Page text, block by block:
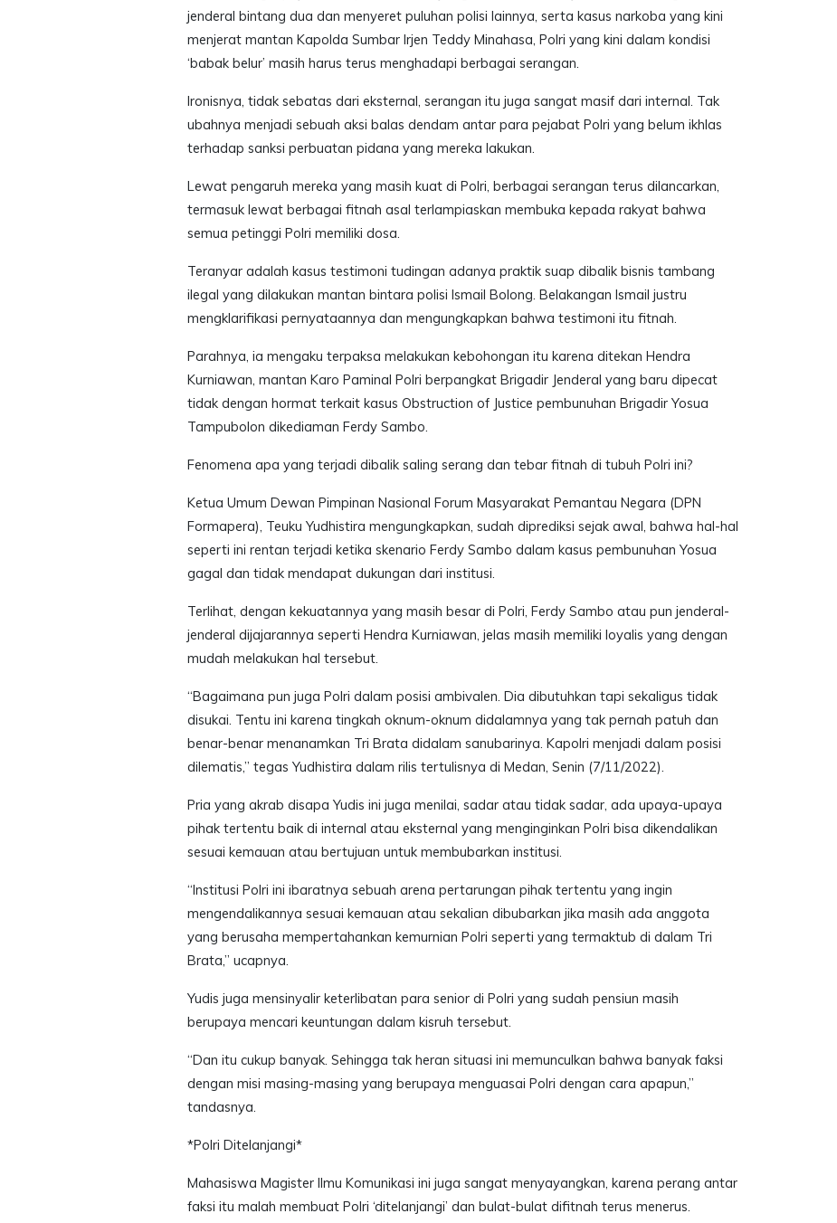
jenderal bintang dua dan menyeret puluhan polisi lainnya, serta kasus narkoba yang kini
menjerat mantan Kapolda Sumbar Irjen Teddy Minahasa, Polri yang kini dalam kondisi
‘babak belur’ masih harus terus menghadapi berbagai serangan.
Ironisnya, tidak sebatas dari eksternal, serangan itu juga sangat masif dari internal. Tak
ubahnya menjadi sebuah aksi balas dendam antar para pejabat Polri yang belum ikhlas
terhadap sanksi perbuatan pidana yang mereka lakukan.
Lewat pengaruh mereka yang masih kuat di Polri, berbagai serangan terus dilancarkan,
termasuk lewat berbagai fitnah asal terlampiaskan membuka kepada rakyat bahwa
semua petinggi Polri memiliki dosa.
Teranyar adalah kasus testimoni tudingan adanya praktik suap dibalik bisnis tambang
ilegal yang dilakukan mantan bintara polisi Ismail Bolong. Belakangan Ismail justru
mengklarifikasi pernyataannya dan mengungkapkan bahwa testimoni itu fitnah.
Parahnya, ia mengaku terpaksa melakukan kebohongan itu karena ditekan Hendra
Kurniawan, mantan Karo Paminal Polri berpangkat Brigadir Jenderal yang baru dipecat
tidak dengan hormat terkait kasus Obstruction of Justice pembunuhan Brigadir Yosua
Tampubolon dikediaman Ferdy Sambo.
Fenomena apa yang terjadi dibalik saling serang dan tebar fitnah di tubuh Polri ini?
Ketua Umum Dewan Pimpinan Nasional Forum Masyarakat Pemantau Negara (DPN
Formapera), Teuku Yudhistira mengungkapkan, sudah diprediksi sejak awal, bahwa hal-hal
seperti ini rentan terjadi ketika skenario Ferdy Sambo dalam kasus pembunuhan Yosua
gagal dan tidak mendapat dukungan dari institusi.
Terlihat, dengan kekuatannya yang masih besar di Polri, Ferdy Sambo atau pun jenderal-
jenderal dijajarannya seperti Hendra Kurniawan, jelas masih memiliki loyalis yang dengan
mudah melakukan hal tersebut.
“Bagaimana pun juga Polri dalam posisi ambivalen. Dia dibutuhkan tapi sekaligus tidak
disukai. Tentu ini karena tingkah oknum-oknum didalamnya yang tak pernah patuh dan
benar-benar menanamkan Tri Brata didalam sanubarinya. Kapolri menjadi dalam posisi
dilematis,” tegas Yudhistira dalam rilis tertulisnya di Medan, Senin (7/11/2022).
Pria yang akrab disapa Yudis ini juga menilai, sadar atau tidak sadar, ada upaya-upaya
pihak tertentu baik di internal atau eksternal yang menginginkan Polri bisa dikendalikan
sesuai kemauan atau bertujuan untuk membubarkan institusi.
“Institusi Polri ini ibaratnya sebuah arena pertarungan pihak tertentu yang ingin
mengendalikannya sesuai kemauan atau sekalian dibubarkan jika masih ada anggota
yang berusaha mempertahankan kemurnian Polri seperti yang termaktub di dalam Tri
Brata,” ucapnya.
Yudis juga mensinyalir keterlibatan para senior di Polri yang sudah pensiun masih
berupaya mencari keuntungan dalam kisruh tersebut.
“Dan itu cukup banyak. Sehingga tak heran situasi ini memunculkan bahwa banyak faksi
dengan misi masing-masing yang berupaya menguasai Polri dengan cara apapun,”
tandasnya.
*Polri Ditelanjangi*
Mahasiswa Magister Ilmu Komunikasi ini juga sangat menyayangkan, karena perang antar
faksi itu malah membuat Polri ‘ditelanjangi’ dan bulat-bulat difitnah terus menerus.